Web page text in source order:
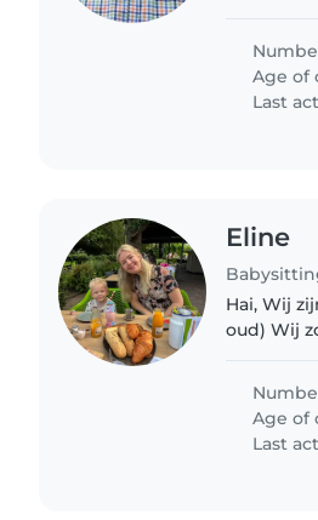
Age of
Last
Eline
Hai, Wij
oud) Wij
leggen..
Age of
Last